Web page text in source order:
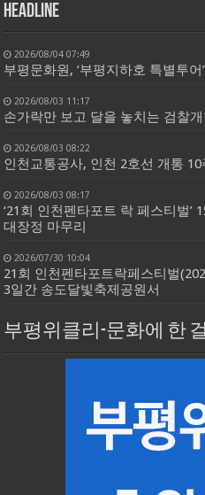
HEADLINE
2026/08/04 07:49
부평문화원, ‘부평지하호 특별투어
2026/08/03 11:17
손가락만 보고 달을 놓치는 검찰
2026/08/03 08:22
인천교통공사, 인천 2호선 개통
2026/08/03 08:17
‘21회 인천펜타포트 락 페스티벌’
대장정 마무리
2026/07/30 10:04
21회 인천펜타포트락페스티벌
3일간 송도달빛축제공원서
부평위클리-문화에 한